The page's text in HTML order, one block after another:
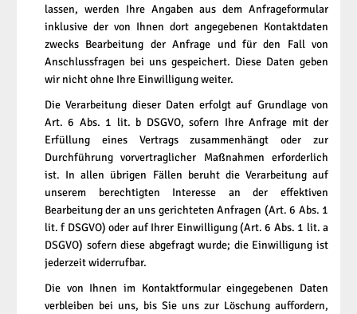
lassen, werden Ihre Angaben aus dem Anfrageformular
inklusive der von Ihnen dort angegebenen Kontaktdaten
zwecks Bearbeitung der Anfrage und für den Fall von
Anschlussfragen bei uns gespeichert. Diese Daten geben
wir nicht ohne Ihre Einwilligung weiter.
Die Verarbeitung dieser Daten erfolgt auf Grundlage von
Art. 6 Abs. 1 lit. b DSGVO, sofern Ihre Anfrage mit der
Erfüllung eines Vertrags zusammenhängt oder zur
Durchführung vorvertraglicher Maßnahmen erforderlich
ist. In allen übrigen Fällen beruht die Verarbeitung auf
unserem berechtigten Interesse an der effektiven
Bearbeitung der an uns gerichteten Anfragen (Art. 6 Abs. 1
lit. f DSGVO) oder auf Ihrer Einwilligung (Art. 6 Abs. 1 lit. a
DSGVO) sofern diese abgefragt wurde; die Einwilligung ist
jederzeit widerrufbar.
Die von Ihnen im Kontaktformular eingegebenen Daten
verbleiben bei uns, bis Sie uns zur Löschung auffordern,